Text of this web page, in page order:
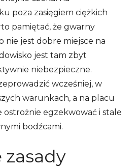
poza zasięgiem ciężkich
pamiętać, że gwarny
nie jest dobre miejsce na
jest tam zbyt
niebezpieczne.
wcześniej, w
warunkach, a na placu
ostrożnie egzekwować i stale
bodźcami.
zasady